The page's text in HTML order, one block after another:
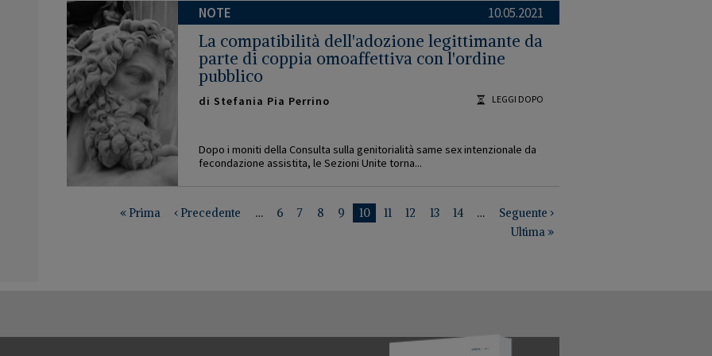
NOTE 10.05.2021
La compatibilità dell'adozione legittimante da
parte di coppia omoaffettiva con l'ordine
pubblico
di Stefania Pia Perrino LEGGI DOPO
Dopo i moniti della Consulta sulla genitorialità same sex intenzionale da
fecondazione assistita, le Sezioni Unite torna...
PAGINAZIONE
Prima
« Prima
Previous
‹ Precedente … Pagina
6 Pagina
7 Pagina
8 Pagina
9 Pagina
10 Pagina
11 Pagina
12 Pagina
13 Pagina
14 …
Pagina
successiva
Seguente ›
Ultima
Ultima »